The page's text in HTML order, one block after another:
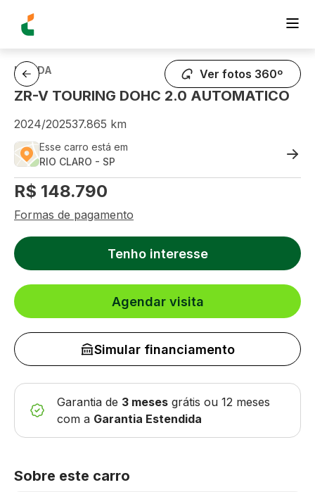
Ver fotos 360º
HONDA
ZR-V TOURING DOHC 2.0 AUTOMATICO
2024/202537.865 km
Esse carro está em
RIO CLARO - SP
R$ 148.790
Formas de pagamento
Tenho interesse
Agendar visita
Simular financiamento
Garantia de 3 meses grátis ou 12 meses
com a Garantia Estendida
Sobre este carro